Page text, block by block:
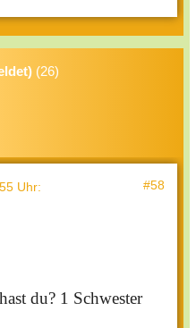
(26)
Uhr: #58
du? 1 Schwester